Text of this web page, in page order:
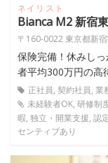
ネイリスト
Bianca M2 新宿
〒160-0022 東京都新
保険完備！休みし
者平均300万円の高
正社員, 契約社員, 業
未経験者OK, 研修制
暇, 独立・開業支援, 認
センティブあり